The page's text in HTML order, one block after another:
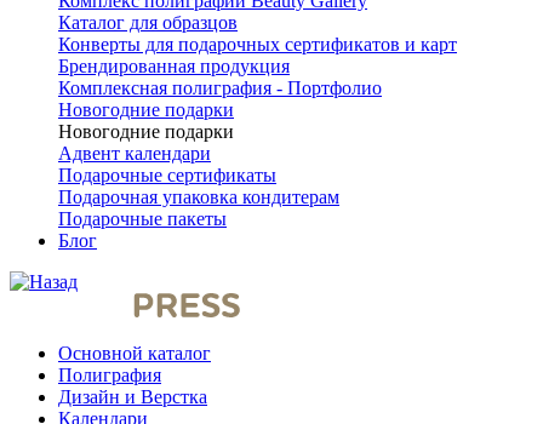
Каталог для образцов
Конверты для подарочных сертификатов и карт
Брендированная продукция
Комплексная полиграфия - Портфолио
Новогодние подарки
Новогодние подарки
Адвент календари
Подарочные сертификаты
Подарочная упаковка кондитерам
Подарочные пакеты
Блог
Основной каталог
Полиграфия
Дизайн и Верстка
Календари